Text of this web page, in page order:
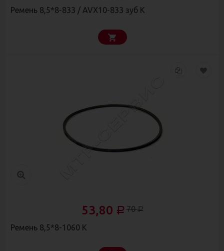
Ремень 8,5*8-833 / AVX10-833 зуб К
53,80 Р 70Р
Ремень 8,5*8-1060 К